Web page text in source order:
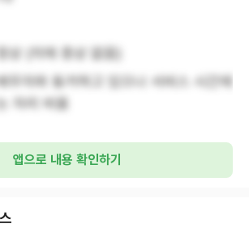
정상 (치매 증상 없음)
배우자와 동거하고 있으나 서비스 시간에
는 자리 비움
앱으로 내용 확인하기